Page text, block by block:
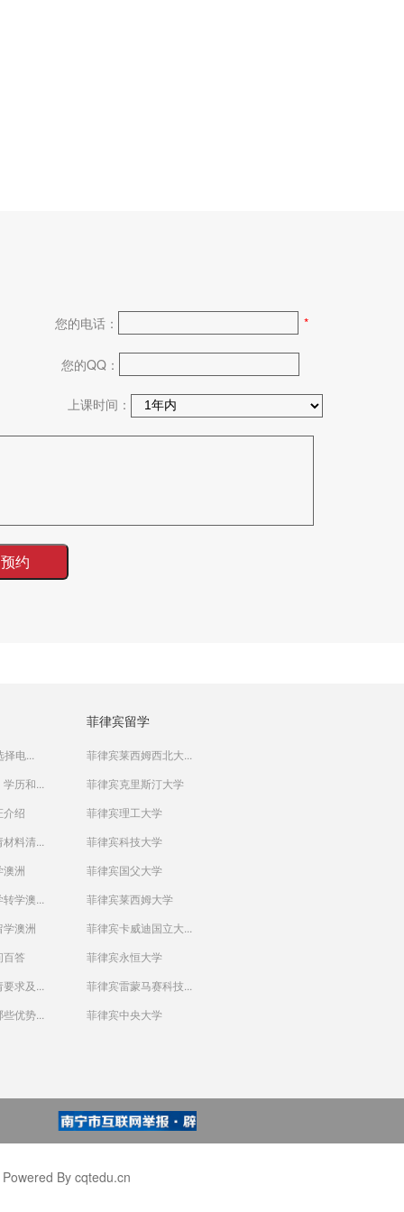
您的电话： *
您的QQ：
上课时间：
电...
历和...
介绍
料清...
澳洲
学澳...
学澳洲
百答
求及...
优势...
菲律宾留学
菲律宾莱西姆西北大...
菲律宾克里斯汀大学
菲律宾理工大学
菲律宾科技大学
菲律宾国父大学
菲律宾莱西姆大学
菲律宾卡威迪国立大...
菲律宾永恒大学
菲律宾雷蒙马赛科技...
菲律宾中央大学
By cqtedu.cn